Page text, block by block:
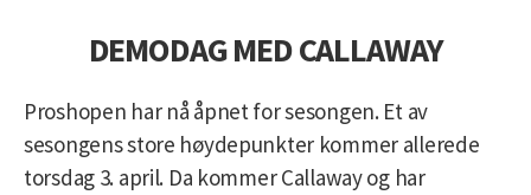
DEMODAG MED CALLAWAY
Proshopen har nå åpnet for sesongen. Et av
sesongens store høydepunkter kommer allerede
torsdag 3. april. Da kommer Callaway og har